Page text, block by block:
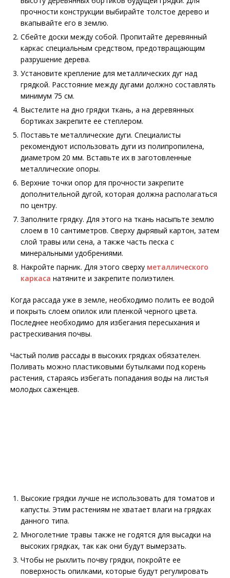
прочности конструкции выбирайте толстое дерево и
вкапывайте его в землю.
Сбейте доски между собой. Пропитайте деревянный
каркас специальным средством, предотвращающим
разрушение дерева.
Установите крепление для металлических дуг над
грядкой. Расстояние между дугами должно составлять
минимум 75 см.
Выстелите на дно грядки ткань, а на деревянных
бортиках закрепите ее степлером.
Поставьте металлические дуги. Специалисты
рекомендуют использовать дуги из полипропилена,
диаметром 20 мм. Вставьте их в заготовленные
металлические опоры.
Верхние точки опор для прочности закрепите
дополнительной дугой, которая должна располагаться
по центру.
Заполните грядку. Для этого на ткань насыпьте землю
слоем в 10 сантиметров. Сверху дырявый картон, затем
слой травы или сена, а также часть песка с
минеральными удобрениями.
Накройте парник. Для этого сверху металлического
каркаса натяните и закрепите полиэтилен.
Когда рассада уже в земле, необходимо полить ее водой
и покрыть слоем опилок или пленкой черного цвета.
Последнее необходимо для избегания пересыхания и
растрескивания почвы.
Частый полив рассады в высоких грядках обязателен.
Поливать можно пластиковыми бутылками под корень
растения, стараясь избегать попадания воды на листья
молодых саженцев.
Высокие грядки лучше не использовать для томатов и
капусты. Этим растениям не хватает влаги на грядках
данного типа.
Многолетние травы также не годятся для высадки на
высоких грядках, так как они будут вымерзать.
Чтобы не рыхлить почву грядки, покройте ее
поверхность опилками, которые будут регулировать